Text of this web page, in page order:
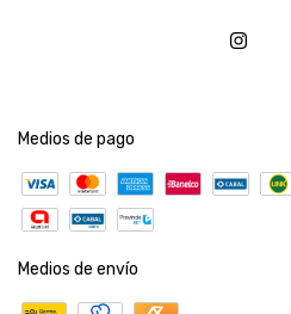
Medios de pago
Medios de envío